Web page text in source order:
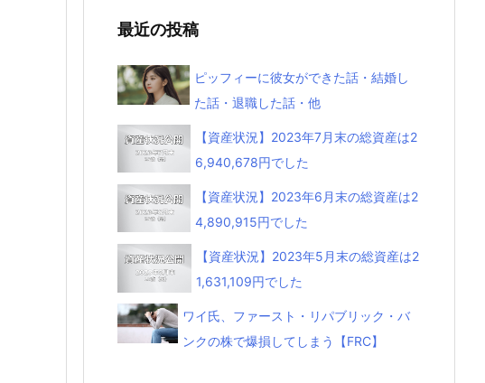
最近の投稿
ピッフィーに彼女ができた話・結婚し
た話・退職した話・他
【資産状況】2023年7月末の総資産は2
6,940,678円でした
【資産状況】2023年6月末の総資産は2
4,890,915円でした
【資産状況】2023年5月末の総資産は2
1,631,109円でした
ワイ氏、ファースト・リパブリック・バ
ンクの株で爆損してしまう【FRC】